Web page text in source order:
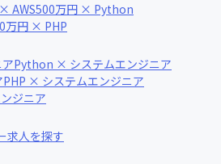
AWS500万円 × Python
万円 × PHP
Python × システムエンジニア
PHP × システムエンジニア
ジニア
求人を探す